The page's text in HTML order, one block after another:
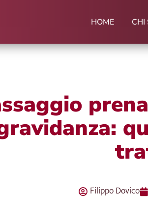
HOME CHI
Filippo Dovico